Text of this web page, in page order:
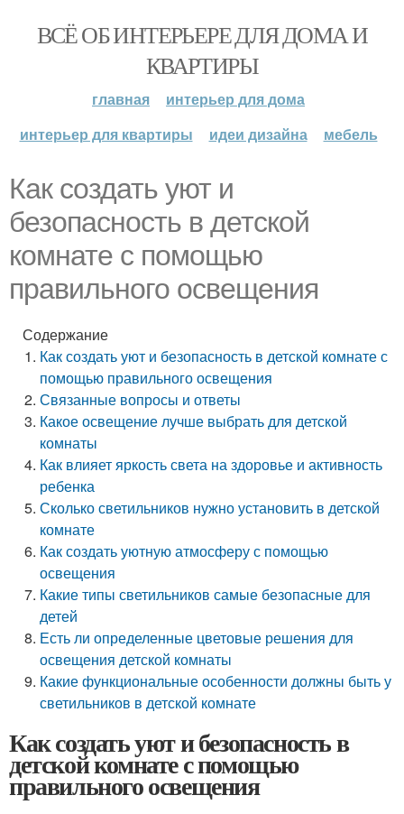
ВСЁ ОБ ИНТЕРЬЕРЕ ДЛЯ ДОМА И
КВАРТИРЫ
главная
интерьер для дома
интерьер для квартиры
идеи дизайна мебель
Как создать уют и
безопасность в детской
комнате с помощью
правильного освещения
Содержание
Как создать уют и безопасность в детской комнате с
помощью правильного освещения
Связанные вопросы и ответы
Какое освещение лучше выбрать для детской
комнаты
Как влияет яркость света на здоровье и активность
ребенка
Сколько светильников нужно установить в детской
комнате
Как создать уютную атмосферу с помощью
освещения
Какие типы светильников самые безопасные для
детей
Есть ли определенные цветовые решения для
освещения детской комнаты
Какие функциональные особенности должны быть у
светильников в детской комнате
Как создать уют и безопасность в
детской комнате с помощью
правильного освещения